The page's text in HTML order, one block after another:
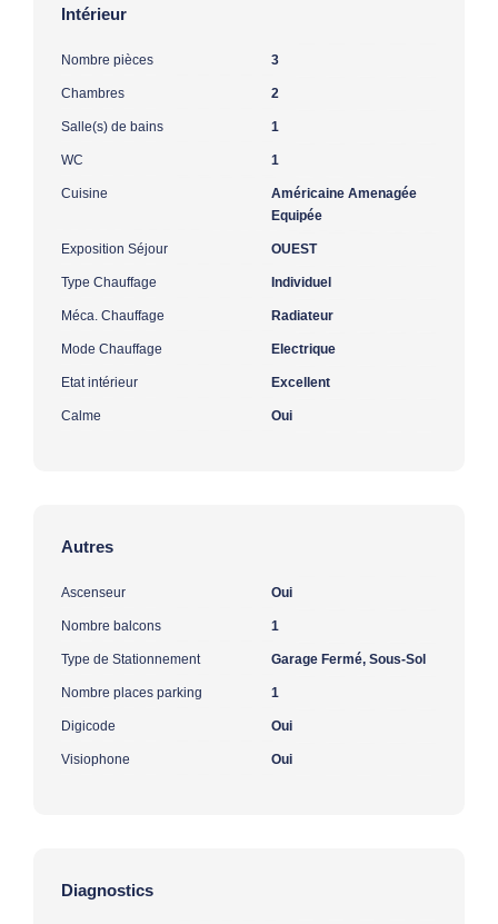
Intérieur
Nombre pièces 3
Chambres 2
Salle(s) de bains 1
WC 1
Cuisine
Américaine Amenagée
Equipée
Exposition Séjour OUEST
Type Chauffage Individuel
Méca. Chauffage Radiateur
Mode Chauffage Electrique
Etat intérieur Excellent
Calme Oui
Autres
Ascenseur Oui
Nombre balcons 1
Type de Stationnement Garage Fermé, Sous-Sol
Nombre places parking 1
Digicode Oui
Visiophone Oui
Diagnostics